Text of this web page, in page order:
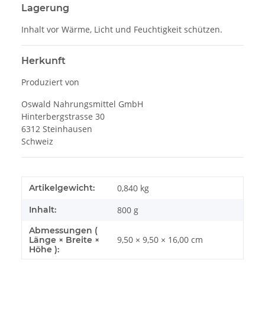
Lagerung
Inhalt vor Wärme, Licht und Feuchtigkeit schützen.
Herkunft
Produziert von
Oswald Nahrungsmittel GmbH
Hinterbergstrasse 30
6312 Steinhausen
Schweiz
Artikelgewicht: 0,840 kg
Inhalt: 800 g
Abmessungen (
Länge × Breite ×
Höhe ):
9,50 × 9,50 × 16,00 cm